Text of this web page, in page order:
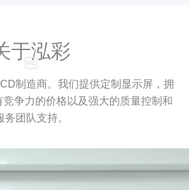
于泓彩
制造商。我们提供定制显示屏，拥
争力的价格以及强大的质量控制和
务团队支持。